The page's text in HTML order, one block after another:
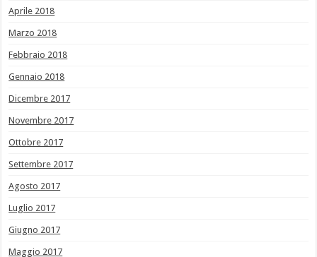
Aprile 2018
Marzo 2018
Febbraio 2018
Gennaio 2018
Dicembre 2017
Novembre 2017
Ottobre 2017
Settembre 2017
Agosto 2017
Luglio 2017
Giugno 2017
Maggio 2017